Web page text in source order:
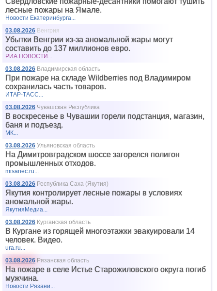
лесные пожары на Ямале.
Новости Екатеринбурга...
03.08.2026 Венгрия
Убытки Венгрии из-за аномальной жары могут
составить до 137 миллионов евро.
РИА НОВОСТИ...
03.08.2026 Владимирская область
При пожаре на складе Wildberries под Владимиром
сохранилась часть товаров.
ИТАР-ТАСС...
03.08.2026 Чувашская Республика
В воскресенье в Чувашии горели подстанция, магазин,
баня и подъезд.
МК...
03.08.2026 Ульяновская область
На Димитровградском шоссе загорелся полигон
промышленных отходов.
misanec.ru...
03.08.2026 Республика Саха (Якутия)
Якутия контролирует лесные пожары в условиях
аномальной жары.
ЯкутияМедиа...
03.08.2026 Курганская область
В Кургане из горящей многоэтажки эвакуировали 14
человек. Видео.
ura.ru...
03.08.2026 Рязанская область
На пожаре в селе Истье Старожиловского округа погиб
мужчина.
Новости Рязани...